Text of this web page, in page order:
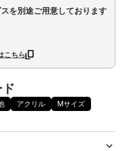
を別途ご用意しております
こちら
アクリル Mサイズ